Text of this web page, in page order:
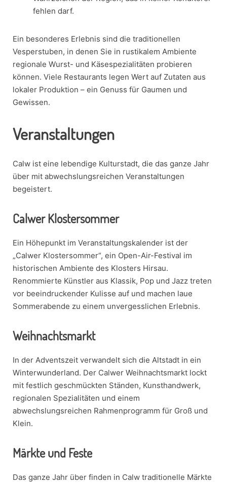
fehlen darf.
Ein besonderes Erlebnis sind die traditionellen
Vesperstuben, in denen Sie in rustikalem Ambiente
regionale Wurst- und Käsespezialitäten probieren
können. Viele Restaurants legen Wert auf Zutaten aus
lokaler Produktion – ein Genuss für Gaumen und
Gewissen.
Veranstaltungen
Calw ist eine lebendige Kulturstadt, die das ganze Jahr
über mit abwechslungsreichen Veranstaltungen
begeistert.
Calwer Klostersommer
Ein Höhepunkt im Veranstaltungskalender ist der
„Calwer Klostersommer“, ein Open-Air-Festival im
historischen Ambiente des Klosters Hirsau.
Renommierte Künstler aus Klassik, Pop und Jazz treten
vor beeindruckender Kulisse auf und machen laue
Sommerabende zu einem unvergesslichen Erlebnis.
Weihnachtsmarkt
In der Adventszeit verwandelt sich die Altstadt in ein
Winterwunderland. Der Calwer Weihnachtsmarkt lockt
mit festlich geschmückten Ständen, Kunsthandwerk,
regionalen Spezialitäten und einem
abwechslungsreichen Rahmenprogramm für Groß und
Klein.
Märkte und Feste
Das ganze Jahr über finden in Calw traditionelle Märkte